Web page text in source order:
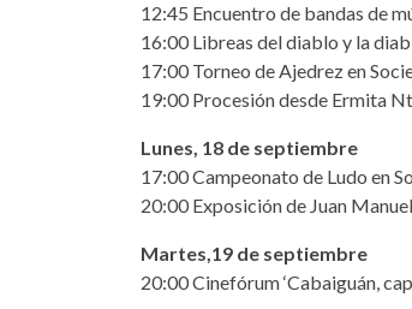
12:45 Encuentro de bandas de
16:00 Libreas del diablo y la
17:00 Torneo de Ajedrez en
19:00 Procesión desde Ermita
Lunes, 18 de septiembre
17:00 Campeonato de Ludo en
20:00 Exposición de Juan
Martes,19 de septiembre
20:00 Cinefórum ‘Cabaiguán,